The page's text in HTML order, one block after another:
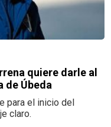
quiere darle al
de Úbeda
para el inicio del
claro.